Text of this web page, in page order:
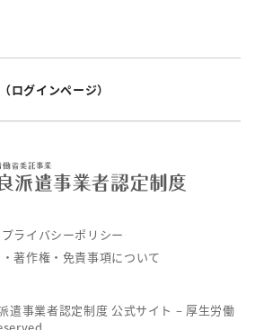
（ログインページ）
遣事業者認定制度 公式サイト – 厚生労働
プライバシーポリシー
・著作権・免責事項について